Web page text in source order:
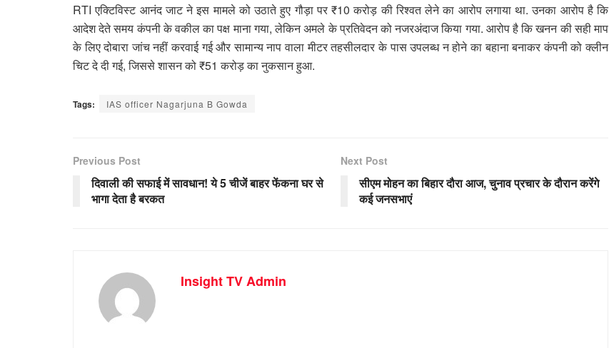
RTI एक्टिविस्ट आनंद जाट ने इस मामले को उठाते हुए गौड़ा पर ₹10 करोड़ की रिश्वत लेने का आरोप लगाया था. उनका आरोप है कि
आदेश देते समय कंपनी के वकील का पक्ष माना गया, लेकिन अमले के प्रतिवेदन को नजरअंदाज किया गया. आरोप है कि खनन की सही माप
के लिए दोबारा जांच नहीं करवाई गई और सामान्य नाप वाला मीटर तहसीलदार के पास उपलब्ध न होने का बहाना बनाकर कंपनी को क्लीन
चिट दे दी गई, जिससे शासन को ₹51 करोड़ का नुकसान हुआ.
Tags: IAS officer Nagarjuna B Gowda
Previous Post
दिवाली की सफाई में सावधान! ये 5 चीजें बाहर फेंकना घर से
भागा देता है बरकत
Next Post
सीएम मोहन का बिहार दौरा आज, चुनाव प्रचार के दौरान करेंगे
कई जनसभाएं
Insight TV Admin